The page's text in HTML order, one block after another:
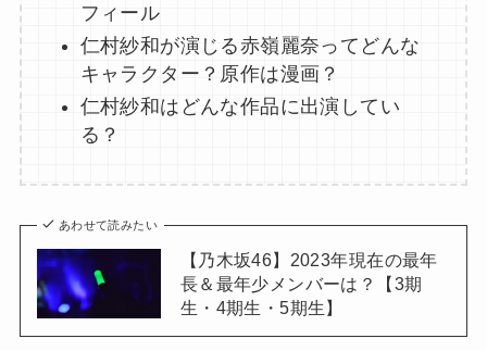
フィール
仁村紗和が演じる赤嶺麗奈ってどんな
キャラクター？原作は漫画？
仁村紗和はどんな作品に出演してい
る？
あわせて読みたい
【乃木坂46】2023年現在の最年
長＆最年少メンバーは？【3期
生・4期生・5期生】